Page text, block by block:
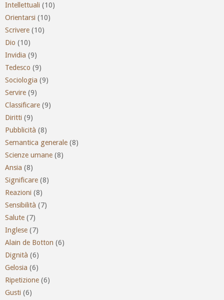
Intellettuali (10)
Orientarsi (10)
Scrivere (10)
Dio (10)
Invidia (9)
Tedesco (9)
Sociologia (9)
Servire (9)
Classificare (9)
Diritti (9)
Pubblicità (8)
Semantica generale (8)
Scienze umane (8)
Ansia (8)
Significare (8)
Reazioni (8)
Sensibilità (7)
Salute (7)
Inglese (7)
Alain de Botton (6)
Dignità (6)
Gelosia (6)
Ripetizione (6)
Gusti (6)